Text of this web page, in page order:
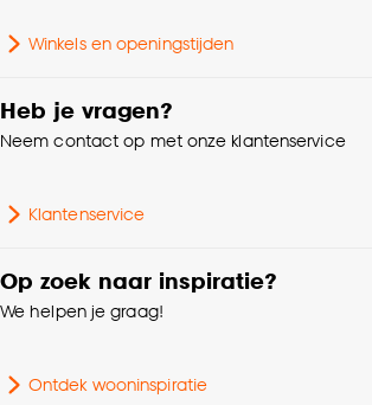
kan aanpassen, bekijk hiervoor onze
cookieverklaring.
Kleurtint Bruin
Winkels en openingstijden
Heb je vragen?
Neem contact op met onze klantenservice
Klantenservice
Op zoek naar inspiratie?
We helpen je graag!
Ontdek wooninspiratie